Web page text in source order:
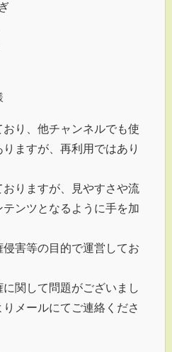
り、他チャンネルでも使
ますが、再利用ではあり
りますが、見やすさや流
ンツとなるように手を加
害等の目的で運営してお
関して問題がございまし
メールにてご連絡くださ